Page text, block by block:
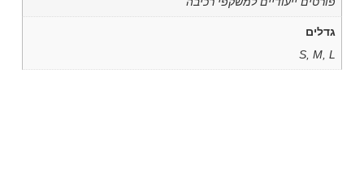
גדלים
S, M, L